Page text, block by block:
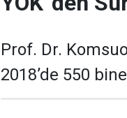
Prof. Dr.
2018’de 550